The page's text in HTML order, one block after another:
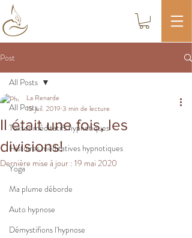
Post
All Posts
Textes méditatifs hypnotiques
Histoires méditatives hypnotiques
Yoga
Ma plume déborde
Auto hypnose
Démystifions l'hypnose
All Posts
Il était une fois, les
divisions!
La Renarde
15 juil. 2019 3 min de lecture
Dernière mise à jour : 19 mai 2020